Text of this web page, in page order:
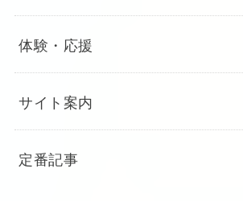
体験・応援
サイト案内
定番記事